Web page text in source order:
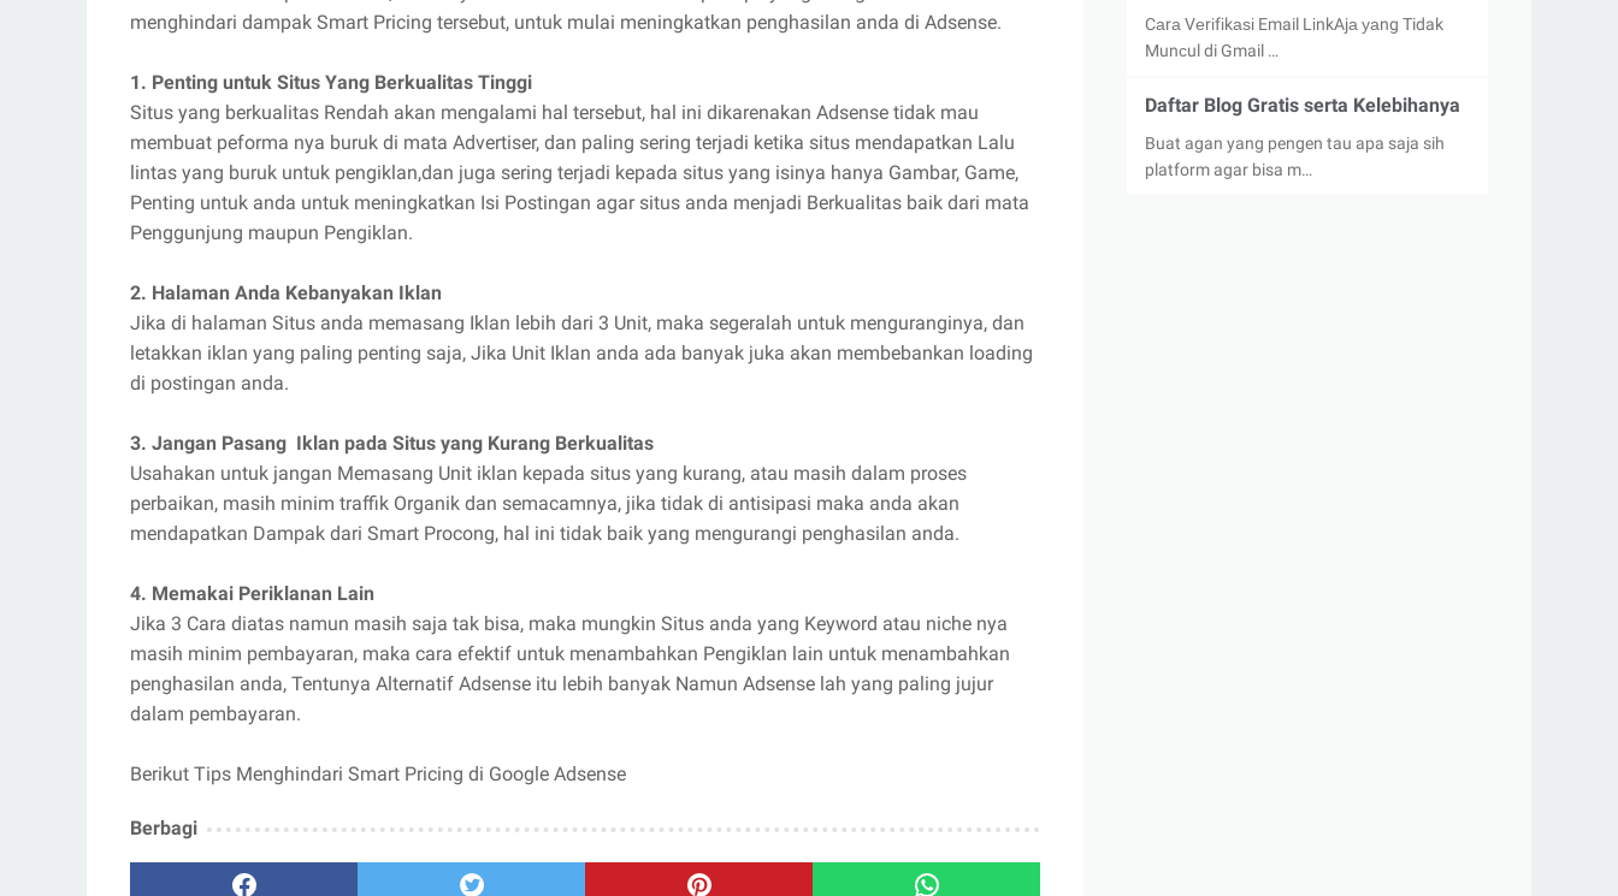
menghindari dampak Smart Pricing tersebut, untuk mulai meningkatkan penghasilan anda di Adsense.
1. Penting untuk Situs Yang Berkualitas Tinggi
Situs yang berkualitas Rendah akan mengalami hal tersebut, hal ini dikarenakan Adsense tidak mau
membuat peforma nya buruk di mata Advertiser, dan paling sering terjadi ketika situs mendapatkan Lalu
lintas yang buruk untuk pengiklan,dan juga sering terjadi kepada situs yang isinya hanya Gambar, Game,
Penting untuk anda untuk meningkatkan Isi Postingan agar situs anda menjadi Berkualitas baik dari mata
Penggunjung maupun Pengiklan.
2. Halaman Anda Kebanyakan Iklan
Jika di halaman Situs anda memasang Iklan lebih dari 3 Unit, maka segeralah untuk menguranginya, dan
letakkan iklan yang paling penting saja, Jika Unit Iklan anda ada banyak juka akan membebankan loading
di postingan anda.
3. Jangan Pasang Iklan pada Situs yang Kurang Berkualitas
Usahakan untuk jangan Memasang Unit iklan kepada situs yang kurang, atau masih dalam proses
perbaikan, masih minim traffik Organik dan semacamnya, jika tidak di antisipasi maka anda akan
mendapatkan Dampak dari Smart Procong, hal ini tidak baik yang mengurangi penghasilan anda.
4. Memakai Periklanan Lain
Jika 3 Cara diatas namun masih saja tak bisa, maka mungkin Situs anda yang Keyword atau niche nya
masih minim pembayaran, maka cara efektif untuk menambahkan Pengiklan lain untuk menambahkan
penghasilan anda, Tentunya Alternatif Adsense itu lebih banyak Namun Adsense lah yang paling jujur
dalam pembayaran.
Berikut Tips Menghindari Smart Pricing di Google Adsense
Berbagi
Cаrа Vеrіfіkаѕі Email LіnkAjа уаng Tidak
Munсul di Gmail …
Daftar Blog Gratis serta Kelebihanya
Buat agan yang pengen tau apa saja sih
platform agar bisa m…